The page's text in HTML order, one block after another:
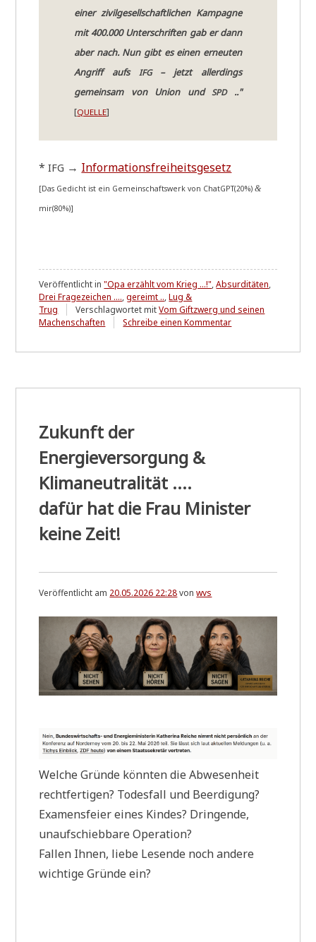
einer zivil­ge­sell­schaft­li­chen Kam­pa­gne
mit 400.000 Unter­schrif­ten gab er dann
aber nach. Nun gibt es einen erneu­ten
Angriff aufs
IFG– jetzt aller­dings
gemein­sam von Uni­on undSPD.."
[QUELLE]
*IFG → Infor­ma­ti­ons­frei­heits­ge­setz
[Das Gedicht ist ein Gemein­schafts­werk von ChatGPT(20%)&
mir(80%)]
Veröffentlicht in"Opa erzählt vom Krieg ...!",Absurditäten,
Drei Fragezeichen ....,gereimt ..,Lug &
Trug
Verschlagwortet mitVom Giftzwerg und seinen
Machenschaften
Schreibe einen Kommentarzu
Nam'
o
e
n
S
t
a
a
Zukunft der
Energieversorgung &
Klimaneutralität ....
dafür hat die Frau Minister
keine Zeit!
Veröffentlicht am 20.05.2026 22:28vonwvs
Wel­che Grün­de könn­ten die Abwe­sen­heit
recht­fer­ti­gen? Todes­fall und Beer­di­gung?
Examens­fei­er eines Kin­des? Drin­gen­de,
unauf­schieb­ba­re Operation?
Fal­len Ihnen, lie­be Lesen­de noch ande­re
wich­ti­ge Grün­de ein?